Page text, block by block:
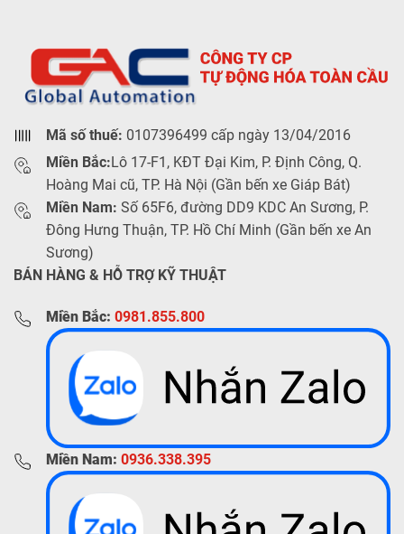
Mã số thuế: 0107396499 cấp ngày 13/04/2016
Miền Bắc:Lô 17-F1, KĐT Đại Kim, P. Định Công, Q.
Hoàng Mai cũ, TP. Hà Nội (Gần bến xe Giáp Bát)
Miền Nam: Số 65F6, đường DD9 KDC An Sương, P.
Đông Hưng Thuận, TP. Hồ Chí Minh (Gần bến xe An
Sương)
BÁN HÀNG & HỖ TRỢ KỸ THUẬT
Miền Bắc: 0981.855.800
Miền Nam: 0936.338.395